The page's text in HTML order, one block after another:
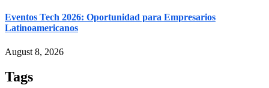
Eventos Tech 2026: Oportunidad para Empresarios
Latinoamericanos
August 8, 2026
Tags